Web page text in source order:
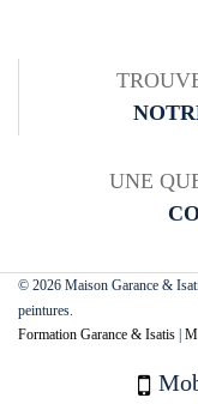
UNE
© 2026 Maison Garance &
peintures.
Formation Garance & Isatis |